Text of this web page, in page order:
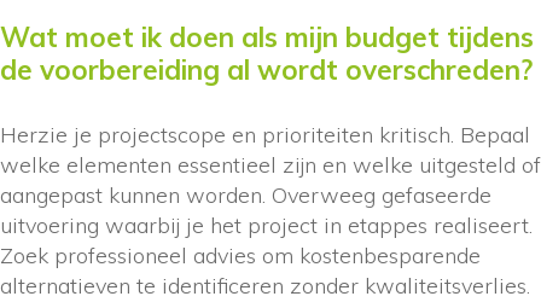
Wat moet ik doen als mijn budget tijdens
de voorbereiding al wordt overschreden?
Herzie je projectscope en prioriteiten kritisch. Bepaal
welke elementen essentieel zijn en welke uitgesteld of
aangepast kunnen worden. Overweeg gefaseerde
uitvoering waarbij je het project in etappes realiseert.
Zoek professioneel advies om kostenbesparende
alternatieven te identificeren zonder kwaliteitsverlies.